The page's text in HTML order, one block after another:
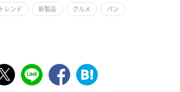
トレンド 新製品 グルメ パン